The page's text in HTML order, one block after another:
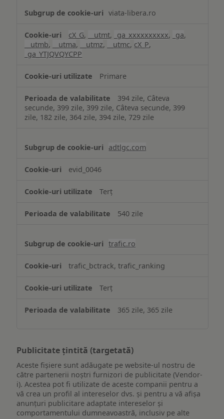
viata-libera.ro
cX_G, __utmt, _ga_xxxxxxxxxx, _ga,
__utmb, __utma, __utmz, __utmc, cX_P,
_ga_YTJQVQYCPP
Primare
394 zile, Câteva
secunde, 399 zile, 399 zile, Câteva secunde, 399
zile, 182 zile, 364 zile, 394 zile, 729 zile
adtlgc.com
evid_0046
Terț
540 zile
trafic.ro
trafic_bctrack, trafic_ranking
Terț
365 zile, 365 zile
Publicitate țintită (targetată)
Aceste fișiere sunt adăugate pe website-ul nostru de
către partenerii noștri furnizori de publicitate (Vendor-
i). Acestea pot fi utilizate de aceste companii pentru a
vă crea un profil al intereselor dvs. și pentru a vă afișa
anunțuri publicitare adaptate intereselor și
comportamentului dumneavoastră, inclusiv pe alte